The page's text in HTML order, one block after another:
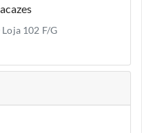
Loja 102 F/G